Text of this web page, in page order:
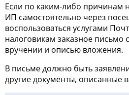
Если по каким-либо причинам
ИП самостоятельно через
воспользоваться услугами
налоговикам заказное письмо
вручении и описью вложения.
В письме должно быть
другие документы, описанные